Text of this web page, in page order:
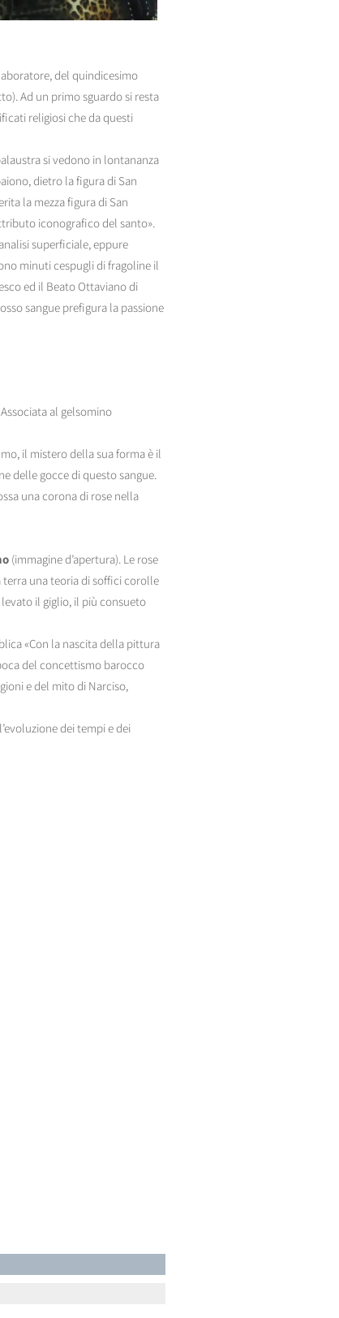
del quindicesimo
Ad un primo sguardo si resta
religiosi che da questi
si vedono in lontananza
dietro la figura di San
la mezza figura di San
iconografico del santo».
superficiale, eppure
minuti cespugli di fragoline il
ed il Beato Ottaviano di
sangue prefigura la passione
al gelsomino
il mistero della sua forma è il
delle gocce di questo sangue.
una corona di rose nella
(immagine d’apertura). Le rose
una teoria di soffici corolle
il giglio, il più consueto
«Con la nascita della pittura
del concettismo barocco
e del mito di Narciso,
dei tempi e dei